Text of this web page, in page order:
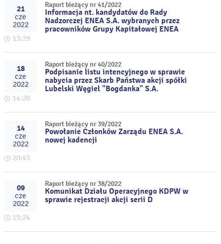
21
cze
2022
13:29
Raport bieżący nr 41/2022
Informacja nt. kandydatów do Rady
Nadzorczej ENEA S.A. wybranych przez
pracowników Grupy Kapitałowej ENEA
18
cze
2022
14:20
Raport bieżący nr 40/2022
Podpisanie listu intencyjnego w sprawie
nabycia przez Skarb Państwa akcji spółki
Lubelski Węgiel "Bogdanka" S.A.
14
cze
2022
20:45
Raport bieżący nr 39/2022
Powołanie Członków Zarządu ENEA S.A.
nowej kadencji
09
cze
2022
15:24
Raport bieżący nr 38/2022
Komunikat Działu Operacyjnego KDPW w
sprawie rejestracji akcji serii D